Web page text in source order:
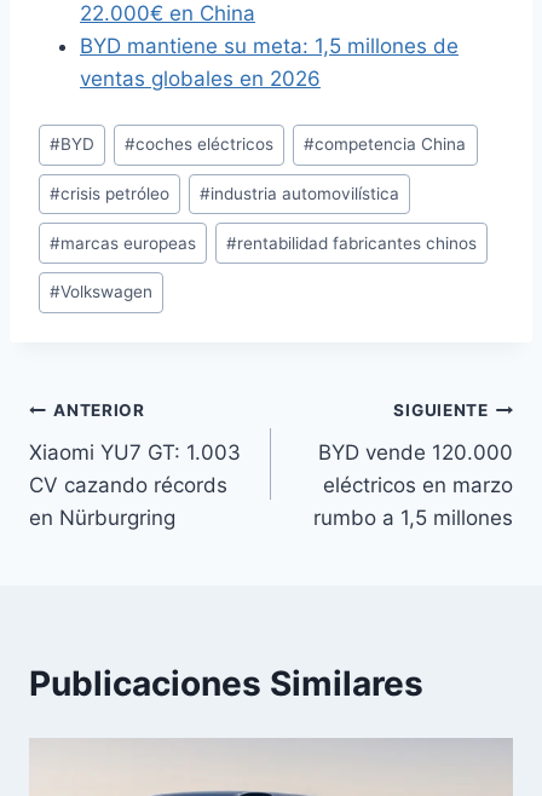
22.000€ en China
BYD mantiene su meta: 1,5 millones de
ventas globales en 2026
Etiquetas
de
la
entrada:
#BYD #coches eléctricos #competencia China
#crisis petróleo #industria automovilística
#marcas europeas #rentabilidad fabricantes chinos
#Volkswagen
Navegación
de
entradas
ANTERIOR
Xiaomi YU7 GT: 1.003
CV cazando récords
en Nürburgring
SIGUIENTE
BYD vende 120.000
eléctricos en marzo
rumbo a 1,5 millones
Publicaciones Similares